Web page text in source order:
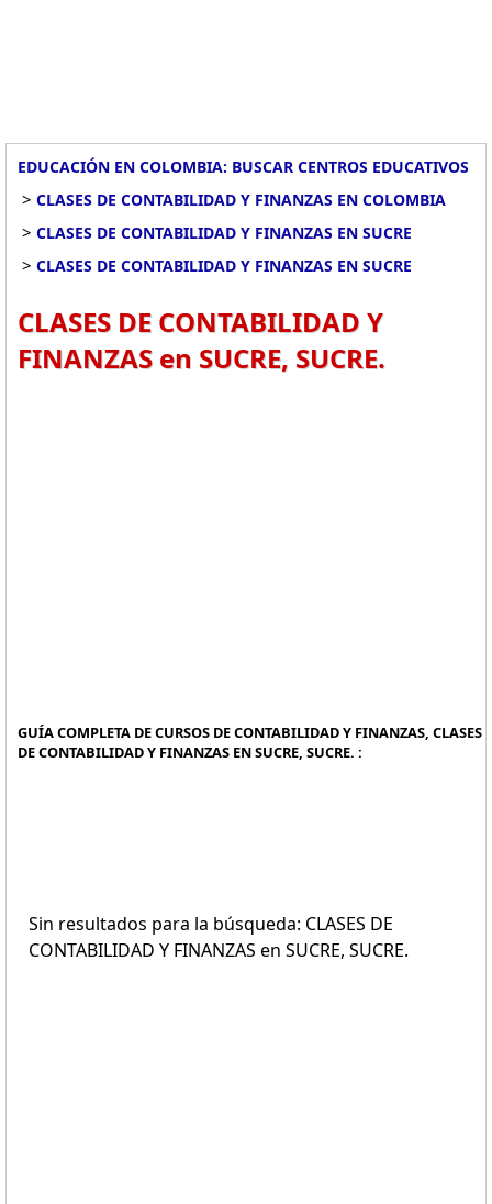
EDUCACIÓN EN COLOMBIA: BUSCAR CENTROS EDUCATIVOS
> CLASES DE CONTABILIDAD Y FINANZAS EN COLOMBIA
> CLASES DE CONTABILIDAD Y FINANZAS EN SUCRE
> CLASES DE CONTABILIDAD Y FINANZAS EN SUCRE
CLASES DE CONTABILIDAD Y
FINANZAS en SUCRE, SUCRE.
GUÍA COMPLETA DE CURSOS DE CONTABILIDAD Y FINANZAS, CLASES
DE CONTABILIDAD Y FINANZAS EN SUCRE, SUCRE. :
Sin resultados para la búsqueda: CLASES DE
CONTABILIDAD Y FINANZAS en SUCRE, SUCRE.